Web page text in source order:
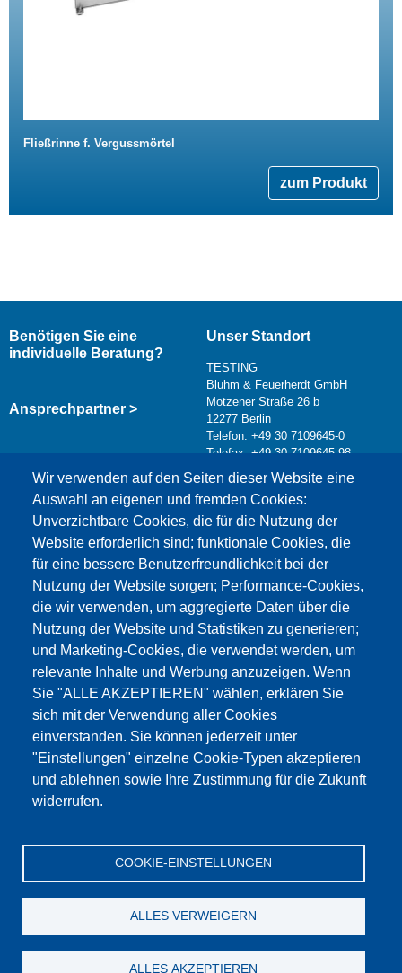
Fließrinne f. Vergussmörtel
zum Produkt
Wir verwenden auf den Seiten dieser Website eine
Auswahl an eigenen und fremden Cookies:
Unverzichtbare Cookies, die für die Nutzung der
Website erforderlich sind; funktionale Cookies, die
für eine bessere Benutzerfreundlichkeit bei der
Nutzung der Website sorgen; Performance-Cookies,
die wir verwenden, um aggregierte Daten über die
Nutzung der Website und Statistiken zu generieren;
und Marketing-Cookies, die verwendet werden, um
relevante Inhalte und Werbung anzuzeigen. Wenn
Sie "ALLE AKZEPTIEREN" wählen, erklären Sie
sich mit der Verwendung aller Cookies
einverstanden. Sie können jederzeit unter
"Einstellungen" einzelne Cookie-Typen akzeptieren
und ablehnen sowie Ihre Zustimmung für die Zukunft
widerrufen.
COOKIE-EINSTELLUNGEN
ALLES VERWEIGERN
ALLES AKZEPTIEREN
Benötigen Sie eine
individuelle Beratung?
Ansprechpartner >
Unser Standort
TESTING
Bluhm & Feuerherdt GmbH
Motzener Straße 26 b
12277 Berlin
Telefon: +49 30 7109645-0
Telefax: +49 30 7109645-98
info@testing.de
Dieser Inhalt ist blockiert, da die Google Maps
Cookies nicht akzeptiert wurden.
NUR DIE GOOGLE MAPS COOKIES
AKZEPTIEREN.
Alle Cookies akzeptieren
© Testing Bluhm & Feuerherdt GmbH 06.08.2026